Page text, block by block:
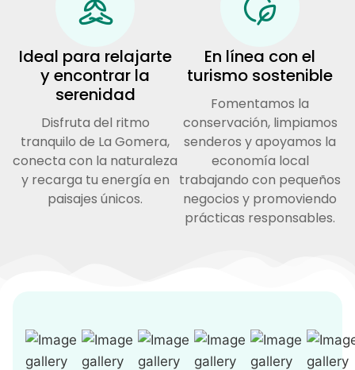
Ideal para relajarte
y encontrar la
serenidad
Disfruta del ritmo
tranquilo de La Gomera,
conecta con la naturaleza
y recarga tu energía en
paisajes únicos.
En línea con el
turismo sostenible
Fomentamos la
conservación, limpiamos
senderos y apoyamos la
economía local
trabajando con pequeños
negocios y promoviendo
prácticas responsables.